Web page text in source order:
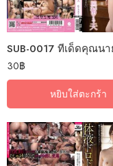
30฿
หยิบใส่ตะกร้า